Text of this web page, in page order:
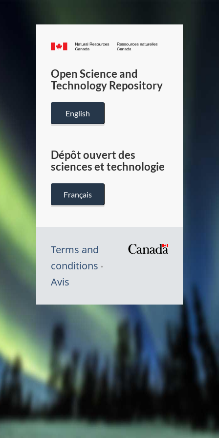
Canada.ca
/
Canada
Open Science and
Technology Repository
English
Dépôt ouvert des
sciences et technologie
Français
Terms and
conditions
Avis
Canada